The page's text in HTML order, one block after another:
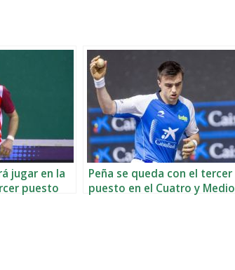
jugar en la
puesto
Peña se queda con el tercer
puesto en el Cuatro y Medio